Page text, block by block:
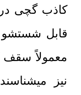
کاذب گچی
قابل
نیز